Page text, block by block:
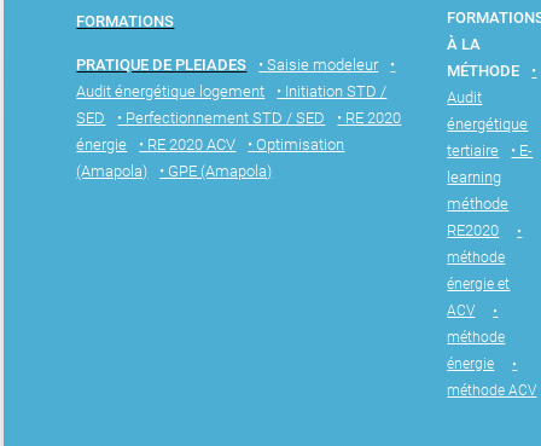
FORMATIONS
PRATIQUE DE PLEIADES • Saisie modeleur
•
Audit énergétique logement
• Initiation STD /
SED
• Perfectionnement STD / SED
• RE 2020
énergie
• RE 2020 ACV
• Optimisation
(Amapola)
• GPE (Amapola)
À LA
MÉTHODE
•
Audit
énergétique
tertiaire
• E-
learning
méthode
RE2020
•
méthode
énergie et
ACV
•
méthode
énergie
•
méthode ACV